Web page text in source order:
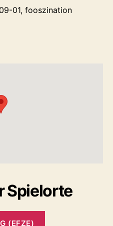
01, fooszination
Spielorte
(EFZE)